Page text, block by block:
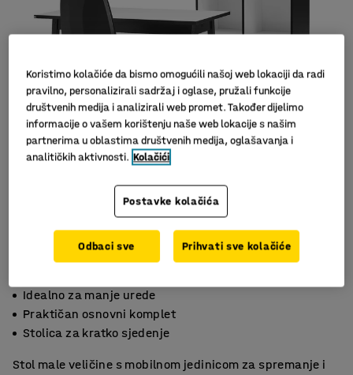
Idealno za manje urede
Praktičan osnovni komplet
Stolica za kratko sjedenje
Stol male veličine s mobilnom jedinicom za spremanje i
Koristimo kolačiće da bismo omogućili našoj web lokaciji da radi
pravilno, personalizirali sadržaj i oglase, pružali funkcije
društvenih medija i analizirali web promet. Također dijelimo
informacije o vašem korištenju naše web lokacije s našim
partnerima u oblastima društvenih medija, oglašavanja i
analitičkih aktivnosti. Kolačići
Postavke kolačića
Odbaci sve Prihvati sve kolačiće